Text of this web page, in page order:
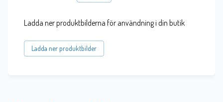
Ladda ner produktbilderna för användning i din butik
Ladda ner produktbilder